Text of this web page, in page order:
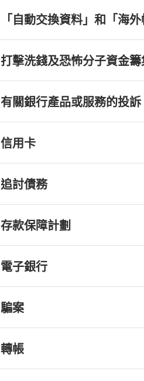
「自動交換資料」和「海
打擊洗錢及恐怖分子資金籌
有關銀行產品或服務的投訴
信用卡
追討債務
存款保障計劃
電子銀行
騙案
轉帳